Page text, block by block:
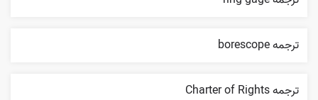
ترجمه borescope
ترجمه Charter of Rights